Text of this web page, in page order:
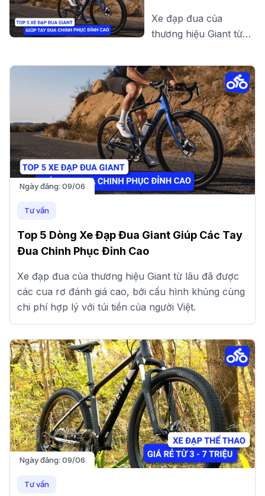
thiết kế hiện đại, phù
hợp di chuyển hàng
Phục Đỉnh Cao
Xe đạp đua của
thương hiệu Giant từ
rơ đánh giá cao, bởi
cấu hình khủng cùng
chi phí hợp lý với túi
tiền của người Việt.
Ngày đăng: 09/06
Tư vấn
Top 5 Dòng Xe Đạp Đua Giant Giúp Các Tay
Đua Chinh Phục Đỉnh Cao
Xe đạp đua của thương hiệu Giant từ lâu đã được
các cua rơ đánh giá cao, bởi cấu hình khủng cùng
chi phí hợp lý với túi tiền của người Việt.
Ngày đăng: 09/06
Tư vấn